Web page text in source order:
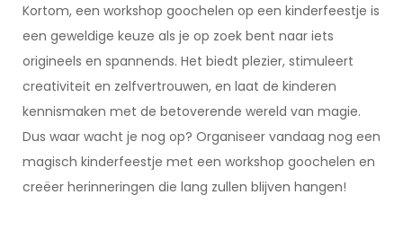
Kortom, een workshop goochelen op een kinderfeestje is
een geweldige keuze als je op zoek bent naar iets
origineels en spannends. Het biedt plezier, stimuleert
creativiteit en zelfvertrouwen, en laat de kinderen
kennismaken met de betoverende wereld van magie.
Dus waar wacht je nog op? Organiseer vandaag nog een
magisch kinderfeestje met een workshop goochelen en
creëer herinneringen die lang zullen blijven hangen!